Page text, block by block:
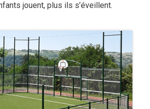
jouent, plus ils s’éveillent.